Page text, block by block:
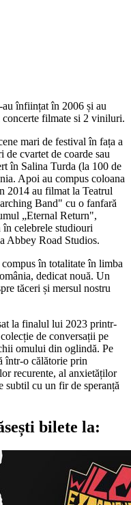
înființat în 2006 și au
concerte filmate si 2 viniluri.
mari de festival în fața a
de cvartet de coarde sau
în Salina Turda (la 100 de
Apoi au compus coloana
2014 au filmat la Teatrul
Band" cu o fanfară
„Eternal Return",
celebrele studiouri
Abbey Road Studios.
în totalitate în limba
dedicat nouă. Un
tăceri și mersul nostru
la finalul lui 2023 printr-
de conversații pe
omului din oglindă. Pe
într-o călătorie prin
recurente, al anxietăților
subtil cu un fir de speranță
bilete la: